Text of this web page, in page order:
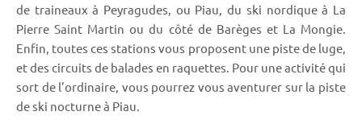
de traineaux à Peyragudes, ou Piau, du ski nordique à La
Pierre Saint Martin ou du côté de Barèges et La Mongie.
Enfin, toutes ces stations vous proposent une piste de luge,
et des circuits de balades en raquettes. Pour une activité qui
sort de l’ordinaire, vous pourrez vous aventurer sur la piste
de ski nocturne à Piau.